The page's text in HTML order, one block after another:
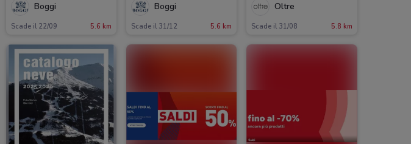
Boggi
Scade il 22/09 5.6 km
Boggi
Scade il 31/12 5.6 km
Oltre
Scade il 31/08 5.8 km